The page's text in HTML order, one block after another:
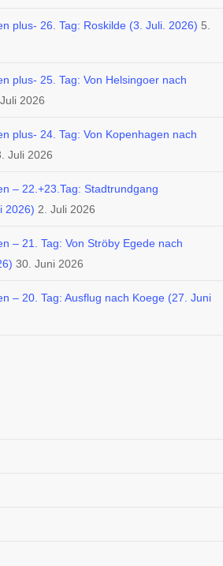
plus- 26. Tag: Roskilde (3. Juli. 2026) 5.
plus- 25. Tag: Von Helsingoer nach
2026
plus- 24. Tag: Von Kopenhagen nach
Juli 2026
– 22.+23.Tag: Stadtrundgang
2026) 2. Juli 2026
– 21. Tag: Von Ströby Egede nach
30. Juni 2026
– 20. Tag: Ausflug nach Koege (27. Juni